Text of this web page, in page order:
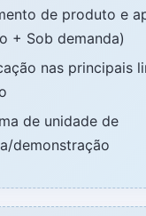
de produto e
+ Sob demanda)
nas principais
de unidade de
demonstração